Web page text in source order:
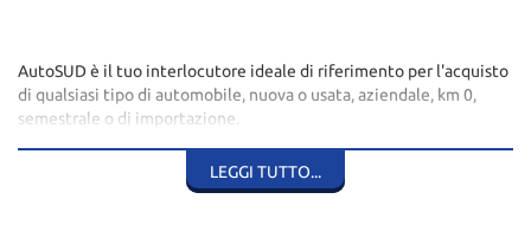
AutoSUD è il tuo interlocutore ideale di riferimento per l'acquisto
di qualsiasi tipo di automobile, nuova o usata, aziendale, km 0,
semestrale o di importazione.
ed incentivi permettono un acquisto ancora più conveniente.
Vendita al pubblico e vendita diretta ai commercianti auto.
LEGGI TUTTO...